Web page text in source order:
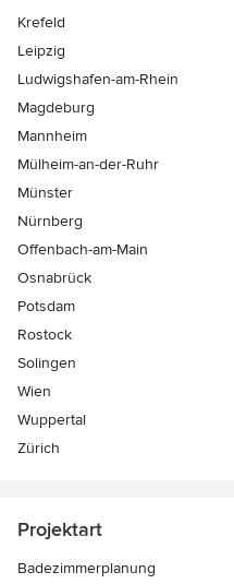
Krefeld
Leipzig
Ludwigshafen-am-Rhein
Magdeburg
Mannheim
Mülheim-an-der-Ruhr
Münster
Nürnberg
Offenbach-am-Main
Osnabrück
Potsdam
Rostock
Solingen
Wien
Wuppertal
Zürich
Projektart
Badezimmerplanung